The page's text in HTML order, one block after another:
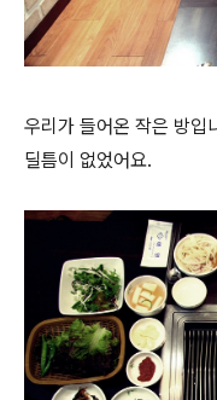
우리가 들어온 작은 방입
딜틈이 없었어요.